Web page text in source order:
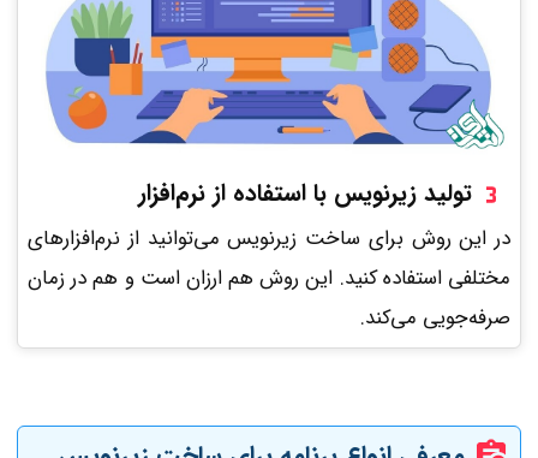
تولید زیرنویس با استفاده از نرم‌افزار
در این روش برای ساخت زیرنویس می‌توانید از نرم‌افزارهای
مختلفی استفاده کنید. این روش هم ارزان است و هم در زمان
صرفه‌جویی می‌کند.